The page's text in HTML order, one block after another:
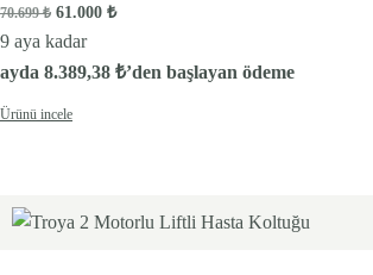
70.699₺ Orijinal fiyat: 70.699 ₺.
61.000 ₺Şu andaki fiyat: 61.000 ₺.
9 aya kadar
ayda 8.389,38 ₺’den başlayan ödeme
Ürünü incele